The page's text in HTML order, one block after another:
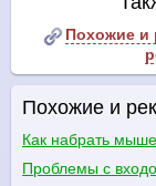
Похожие и
Похожие и
Как набрать
Проблемы с